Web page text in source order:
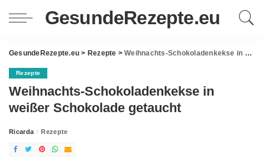
GesundeRezepte.eu
GesundeRezepte.eu > Rezepte >Weihnachts-Schokoladenkekse in weißer Schokolade getaucht
Rezepte
Weihnachts-Schokoladenkekse in
weißer Schokolade getaucht
Posted
Ricarda Rezepte